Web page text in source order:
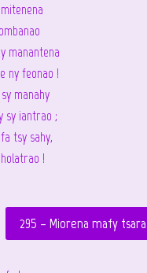
manantena
ny feonao !
manahy
sy iantrao ;
tsy sahy,
!
295 – Miorena mafy tsara